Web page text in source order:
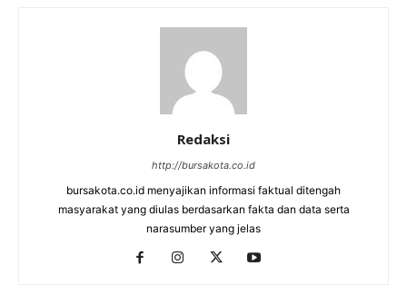
Redaksi
http://bursakota.co.id
bursakota.co.id menyajikan informasi faktual ditengah
masyarakat yang diulas berdasarkan fakta dan data serta
narasumber yang jelas